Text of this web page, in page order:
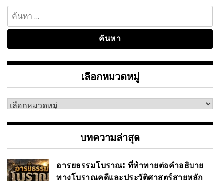
ค้นหา
สำหรับ:
เลือกหมวดหมู่
เลือก
หมู่
บทความล่าสุด
อารยธรรมโบราณ: ที่ท้าทายต่อคำอธิบาย
ทางโบราณคดีและประวัติศาสตร์สายหลัก